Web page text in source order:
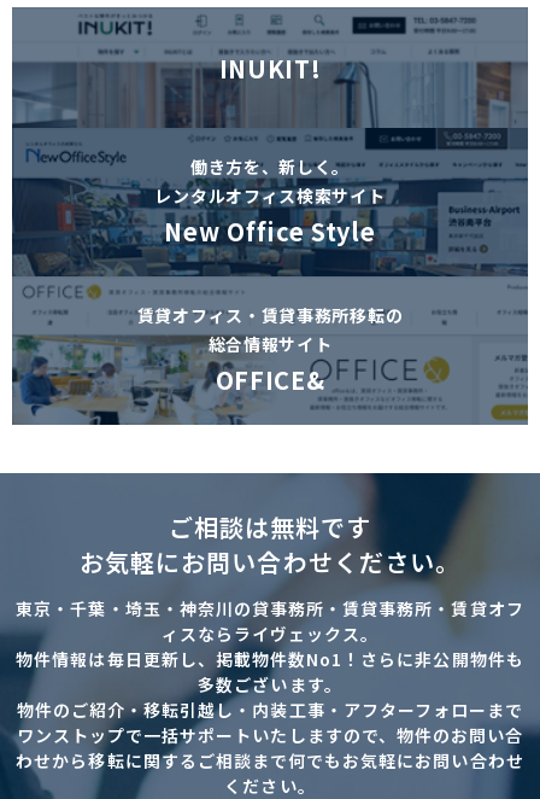
INUKIT!
働き方を、新しく。
レンタルオフィス検索サイト
New Office Style
賃貸オフィス・賃貸事務所移転の
総合情報サイト
OFFICE&
ご相談は無料です
お気軽にお問い合わせください。
東京・千葉・埼玉・神奈川の貸事務所・賃貸事務所・賃貸オフ
ィスならライヴェックス。
物件情報は毎日更新し、掲載物件数No1！さらに非公開物件も
多数ございます。
物件のご紹介・移転引越し・内装工事・アフターフォローまで
ワンストップで一括サポートいたしますので、物件のお問い合
わせから移転に関するご相談まで何でもお気軽にお問い合わせ
ください。